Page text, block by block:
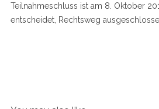
Teilnahmeschluss ist am 8. Oktober
entscheidet, Rechtsweg